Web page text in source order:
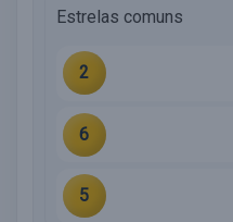
Estrelas comuns
2
6
5